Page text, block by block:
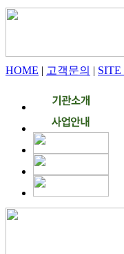
HOME | 고객문의 |